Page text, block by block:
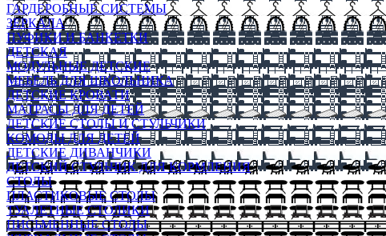
ГАРДЕРОБНЫЕ СИСТЕМЫ
ЗЕРКАЛА
ПУФИКИ И БАНКЕТКИ
ДЕТСКАЯ
МОДУЛЬНЫЕ ДЕТСКИЕ
МЕБЕЛЬ ДЛЯ ШКОЛЬНИКА
ДЕТСКИЕ КРОВАТИ
МАТРАСЫ ДЛЯ ДЕТЕЙ
ДЕТСКИЕ СТОЛЫ И СТУЛЬЧИКИ
КОМОДЫ ДЛЯ ДЕТЕЙ
ДЕТСКИЕ ДИВАНЧИКИ
ДЕТСКИЙ СТУЛЬЧИК ДЛЯ КОРМЛЕНИЯ
СТОЛЫ
ПЛАСТИКОВЫЕ СТОЛЫ
ТУАЛЕТНЫЕ СТОЛИКИ
ПИСЬМЕННЫЕ СТОЛЫ